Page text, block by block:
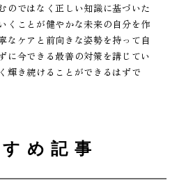
のではなく正しい知識に基づいた
くことが健やかな未来の自分を作
なケアと前向きな姿勢を持って自
に今できる最善の対策を講じてい
輝き続けることができるはずで
め記事